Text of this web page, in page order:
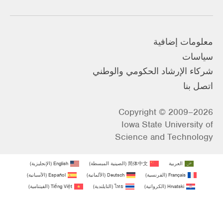
معلومات إضافية
سياسات
شركاء الإرشاد الحكومي والوطني
اتصل بنا
Copyright © 2009–2026
Iowa State University of
Science and Technology
العربية 简体中文
(الصينية المبسطة)
English
(الإنجليزية)
Français
(الفرنسية)
Deutsch
(الألمانية)
Español
(الأسبانية)
Hrvatski
(الكرواتية)
ไทย
(التايلندية)
Tiếng Việt
(الفيتنامية)